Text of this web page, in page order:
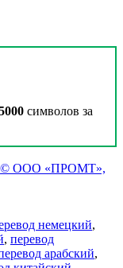
символов за
© ООО «ПРОМТ»,
немецкий,
, перевод
арабский,